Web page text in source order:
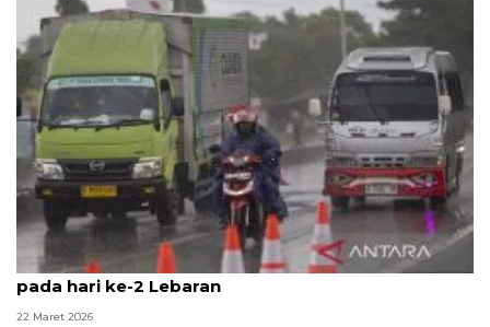
BMKG: Waspada hujan lebat di berbagai kota RI
pada hari ke-2 Lebaran
22 Maret 2026